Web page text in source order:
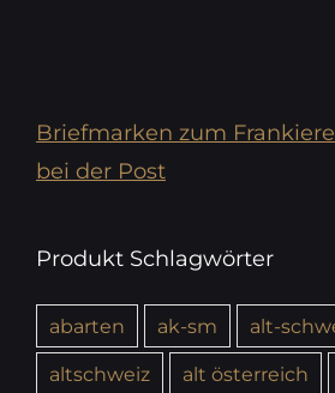
Briefmarken zum
bei der Post
Produkt Schlagwörter
abarten ak-sm
alt-
altschweiz
alt österreich